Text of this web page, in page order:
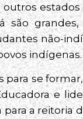
são
não-
indígenas.
se
e
a reitoria